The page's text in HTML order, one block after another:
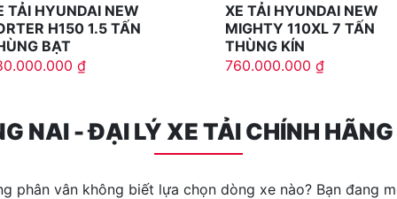
TẢI HYUNDAI NEW
H150 1.5 TẤN
BẠT
₫
XE TẢI HYUNDAI NEW
MIGHTY 110XL 7 TẤN
THÙNG KÍN
760.000.000 ₫
NAI - ĐẠI LÝ XE TẢI CHÍNH
phân vân không biết lựa chọn dòng xe nào? Bạn đang